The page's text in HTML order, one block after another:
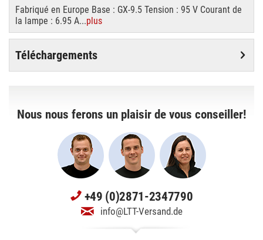
Fabriqué en Europe Base : GX-9.5 Tension : 95 V Courant de
la lampe : 6.95 A...plus
Téléchargements
Nous nous ferons un plaisir de vous conseiller!
+49 (0)2871-2347790
info@LTT-Versand.de